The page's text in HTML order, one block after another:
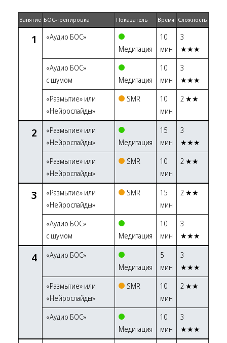
Занятие БОС-тренировка Показатель Время Сложность
1
«Аудио БОС»
Медитация
10
мин
3
★★★
«Аудио БОС»
с шумом
Медитация
10
мин
3
★★★
«Размытие» или
«Нейрослайды»
SMR
10
мин
2 ★★
2
«Размытие» или
«Нейрослайды»
Медитация
15
мин
3
★★★
«Размытие» или
«Нейрослайды»
SMR
10
мин
2 ★★
3
«Размытие» или
«Нейрослайды»
SMR
15
мин
2 ★★
«Аудио БОС»
с шумом
Медитация
10
мин
3
★★★
4
«Аудио БОС»
Медитация
5
мин
3
★★★
«Размытие» или
«Нейрослайды»
SMR
10
мин
2 ★★
«Аудио БОС»
Медитация
10
мин
3
★★★